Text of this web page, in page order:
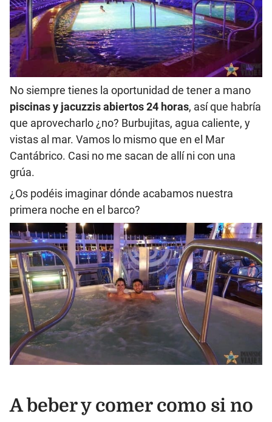
No siempre tienes la oportunidad de tener a mano
piscinas y jacuzzis abiertos 24 horas, así que habría
que aprovecharlo ¿no? Burbujitas, agua caliente, y
vistas al mar. Vamos lo mismo que en el Mar
Cantábrico. Casi no me sacan de allí ni con una
grúa.
¿Os podéis imaginar dónde acabamos nuestra
primera noche en el barco?
A beber y comer como si no